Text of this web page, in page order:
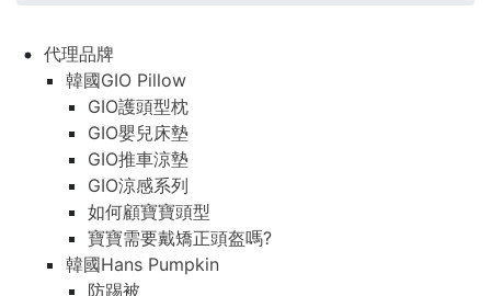
代理品牌
韓國GIO Pillow
GIO護頭型枕
GIO嬰兒床墊
GIO推車涼墊
GIO涼感系列
如何顧寶寶頭型
寶寶需要戴矯正頭盔嗎?
韓國Hans Pumpkin
防踢被